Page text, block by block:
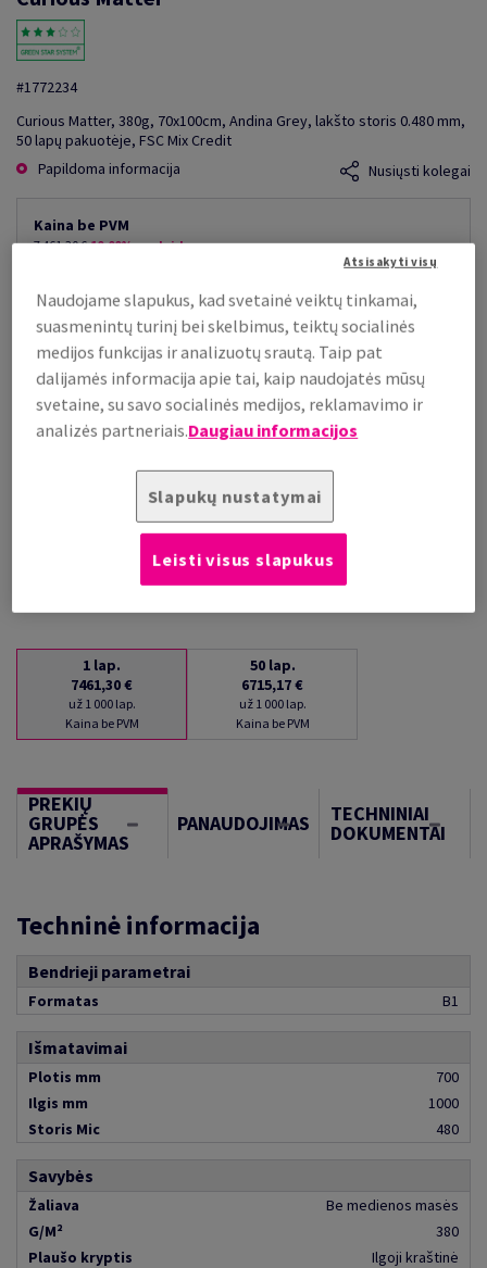
#1772234
Curious Matter, 380g, 70x100cm, Andina Grey, lakšto storis 0.480 mm,
50 lapų pakuotėje, FSC Mix Credit
Papildoma informacija
Nusiųsti kolegai
Kaina be PVM
7 461,30 € 10,00% nuolaida
už 1 000 lap.
(266 kg )
PRISTATYMAS APYTIKSLIAI PER 16 DIENAS (-Ų)
(NEGRĄŽINAMA PREKĖ)
Kiekių palyginimas
1 lap.
7461,30 €
už 1 000 lap.
Kaina be PVM
50 lap.
6715,17 €
už 1 000 lap.
Kaina be PVM
PREKIŲ
GRUPĖS
APRAŠYMAS
PANAUDOJIMAS TECHNINIAI
DOKUMENTAI
Techninė informacija
Bendrieji parametrai
Formatas B1
Išmatavimai
Plotis mm
700
Ilgis mm
1000
Storis Mic
480
Savybės
Žaliava
Be medienos masės
G/M²
380
Plaušo kryptis
Ilgoji kraštinė
Naudojame slapukus, kad svetainė veiktų tinkamai,
suasmenintų turinį bei skelbimus, teiktų socialinės
medijos funkcijas ir analizuotų srautą. Taip pat
dalijamės informacija apie tai, kaip naudojatės mūsų
svetaine, su savo socialinės medijos, reklamavimo ir
analizės partneriais.Daugiau informacijos
Slapukų nustatymai
Atsisakyti visų
Leisti visus slapukus